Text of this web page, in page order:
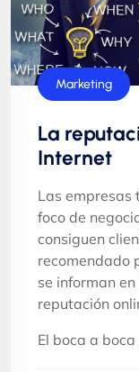
Marketing
La
Internet
Las empresas
foco de
consiguen
recomendado
se informan
reputación
El boca a boca